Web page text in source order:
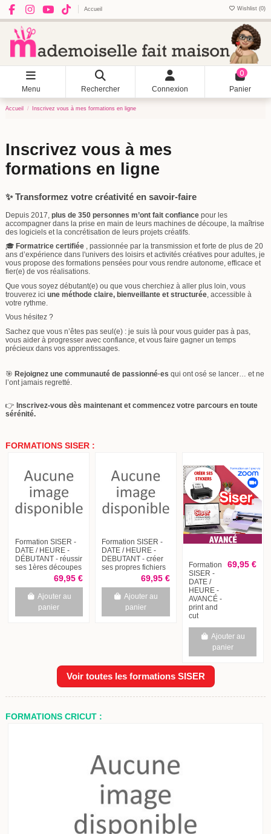
Accueil Wishlist (0)
Menu Rechercher Connexion
0
Panier
Accueil Inscrivez vous à mes formations en ligne
Inscrivez vous à mes
formations en ligne
✨ Transformez votre créativité en savoir-faire
Depuis 2017, plus de 350 personnes m’ont fait confiance pour les
accompagner dans la prise en main de leurs machines de découpe, la maîtrise
des logiciels et la concrétisation de leurs projets créatifs.
🎓 Formatrice certifiée , passionnée par la transmission et forte de plus de 20
ans d’expérience dans l'univers des loisirs et activités créatives pour adultes, je
vous propose des formations pensées pour vous rendre autonome, efficace et
fier(e) de vos réalisations.
Que vous soyez débutant(e) ou que vous cherchiez à aller plus loin, vous
trouverez ici une méthode claire, bienveillante et structurée , accessible à
votre rythme.
Vous hésitez ?
Sachez que vous n’êtes pas seul(e) : je suis là pour vous guider pas à pas,
vous aider à progresser avec confiance, et vous faire gagner un temps
précieux dans vos apprentissages.
🎯 Rejoignez une communauté de passionné·es qui ont osé se lancer… et ne
l’ont jamais regretté.
👉 Inscrivez-vous dès maintenant et commencez votre parcours en toute
sérénité.
FORMATIONS SISER :
Formation SISER -
DATE / HEURE -
DÉBUTANT - réussir
ses 1ères découpes
69,95 €
Ajouter au
panier
Formation SISER -
DATE / HEURE -
DEBUTANT - créer
ses propres fichiers
69,95 €
Ajouter au
panier
Formation
SISER -
DATE /
HEURE -
AVANCÉ -
print and
cut
69,95 €
Ajouter au
panier
Voir toutes les formations SISER
FORMATIONS CRICUT :